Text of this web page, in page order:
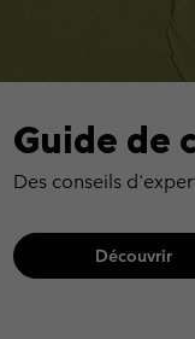
Guide de
Des conseils
Découvrir